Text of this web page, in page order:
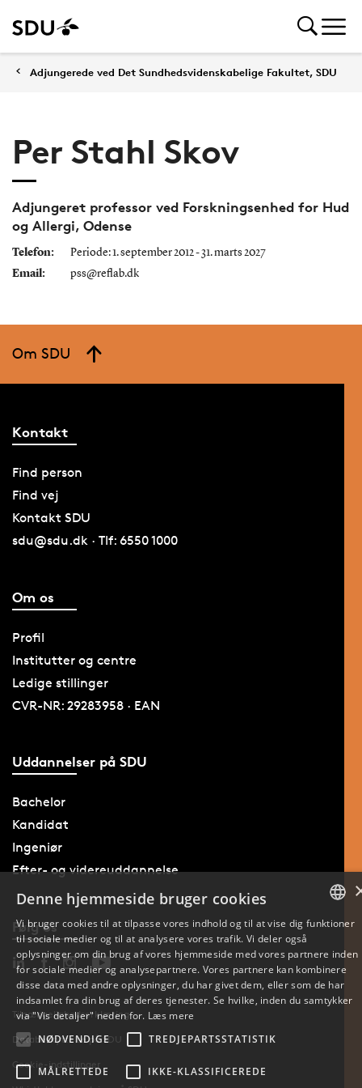
Adjungerede ved Det Sundhedsvidenskabelige Fakultet, SDU
Per Stahl Skov
Adjungeret professor ved Forskningsenhed for Hud
og Allergi, Odense
Telefon:
Periode: 1. september 2012 - 31. marts 2027
Email:
pss@reflab.dk
Om SDU
Kontakt
Find person
Find vej
Kontakt SDU
sdu@sdu.dk · Tlf: 6550 1000
Om os
Profil
Institutter og centre
Ledige stillinger
CVR-NR: 29283958 · EAN
Uddannelser på SDU
Bachelor
Kandidat
Ingeniør
Efter- og videreuddannelse
Følg os
Tilgængelighedserklæring
Databeskyttelse på SDU
Cookie-indstillinger
ENGLISH
Denne hjemmeside bruger cookies
Vi bruger cookies til at tilpasse vores indhold og til at vise dig funktioner
til sociale medier og til at analysere vores trafik. Vi deler også
oplysninger om din brug af vores hjemmeside med vores partnere inden
for sociale medier og analysepartnere. Vores partnere kan kombinere
disse data med andre oplysninger, du har givet dem, eller som de har
indsamlet fra din brug af deres tjenester. Se hvilke, inden du samtykker
via "Vis detaljer" neden for. Læs mere
NØDVENDIGE
TREDJEPARTSSTATISTIK
MÅLRETTEDE IKKE-KLASSIFICEREDE